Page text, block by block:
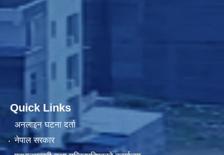
Quick Links
अनलाइन घटना दर्ता
नेपाल सरकार